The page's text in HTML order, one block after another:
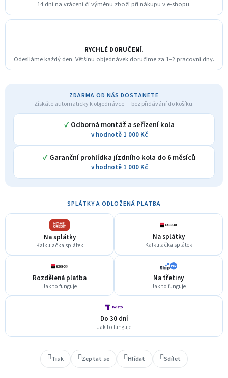
14 dní na vrácení či výměnu zboží při nákupu v e-shopu.
RYCHLÉ DORUČENÍ.
Odesíláme každý den. Většinu objednávek doručíme za 1–2 pracovní dny.
ZDARMA OD NÁS DOSTANETE
Získáte automaticky k objednávce — bez přidávání do košíku.
✓ Odborná montáž a seřízení kola
v hodnotě 1 000 Kč
✓ Garanční prohlídka jízdního kola do 6 měsíců
v hodnotě 1 000 Kč
SPLÁTKY A ODLOŽENÁ PLATBA
Na splátky
Kalkulačka splátek
Na splátky
Kalkulačka splátek
Rozdělená platba
Jak to funguje
Na třetiny
Jak to funguje
Do 30 dní
Jak to funguje
Tisk Zeptat se Hlídat Sdílet